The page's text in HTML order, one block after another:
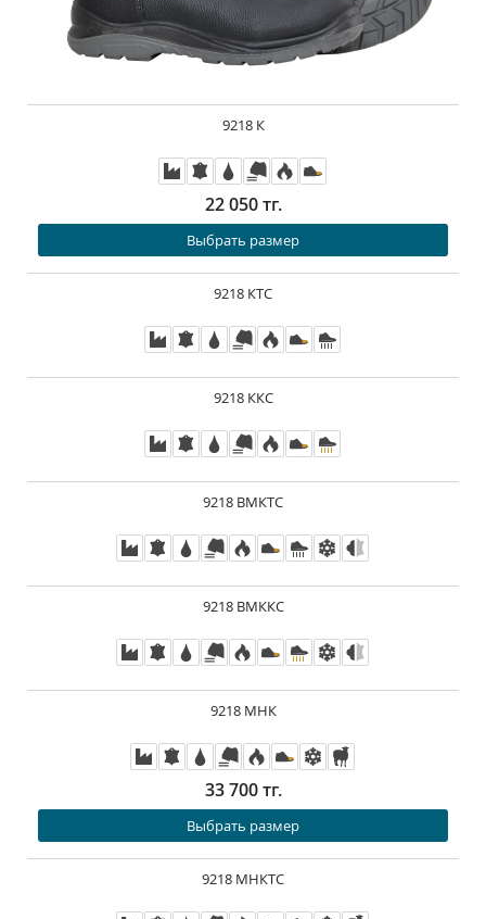
9218 К
22 050 тг.
Выбрать размер
9218 КТС
9218 ККС
9218 ВМКТС
9218 ВМККС
9218 МНК
33 700 тг.
Выбрать размер
9218 МНКТС